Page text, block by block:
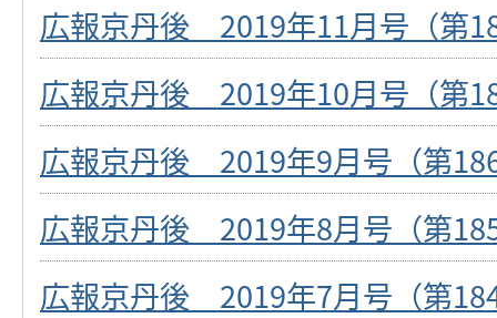
広報京丹後 2019年11月号（第
広報京丹後 2019年10月号（第
広報京丹後 2019年9月号（第
広報京丹後 2019年8月号（第
広報京丹後 2019年7月号（第